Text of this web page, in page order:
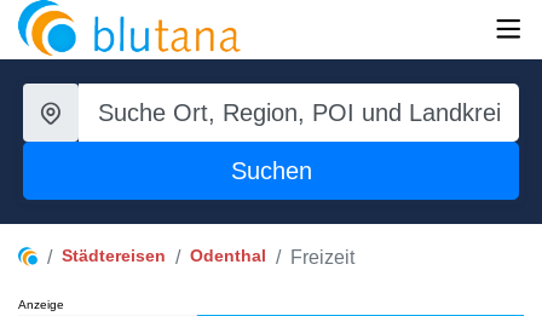
Suchen
Städtereisen Odenthal Freizeit
Anzeige